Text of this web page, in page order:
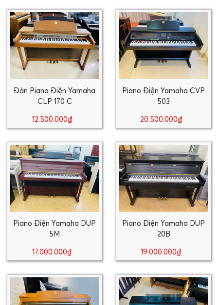
Đàn Piano Điện Yamaha
CLP 170 C
12.500.000₫
Piano Điện Yamaha CVP
503
20.500.000₫
Piano Điện Yamaha DUP
5M
17.000.000₫
Piano Điện Yamaha DUP
20B
19.000.000₫